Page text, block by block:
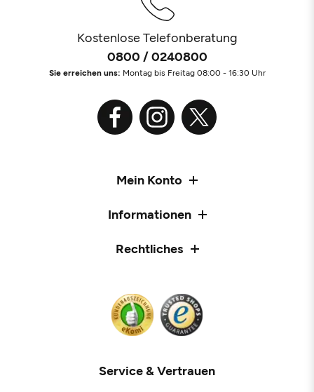
Kostenlose Telefonberatung
0800 / 0240800
Sie erreichen uns: Montag bis Freitag 08:00 - 16:30 Uhr
Mein Konto
Informationen
Rechtliches
Service & Vertrauen